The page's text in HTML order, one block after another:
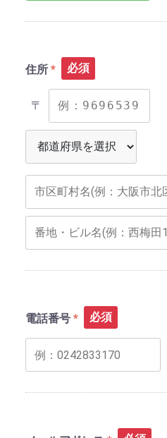
住所 必須
〒
電話番号 必須